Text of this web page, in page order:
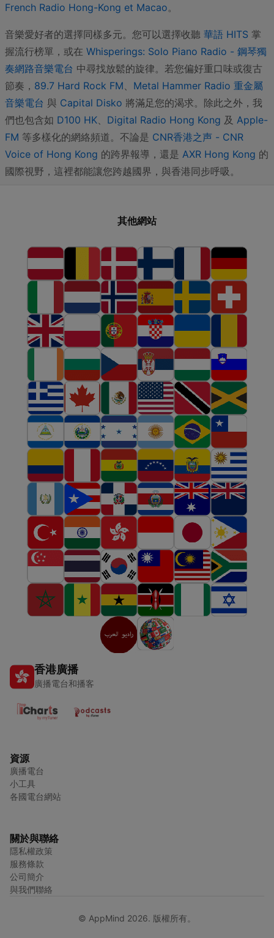
French Radio Hong-Kong et Macao。
音樂愛好者的選擇同樣多元。您可以選擇收聽 華語 HITS 掌
握流行榜單，或在 Whisperings: Solo Piano Radio - 鋼琴獨
奏網路音樂電台 中尋找放鬆的旋律。若您偏好重口味或復古
節奏， 89.7 Hard Rock FM
Metal Hammer Radio 重金屬
音樂電台 與 Capital Disko 將滿足您的渴求。除此之外，我
們也包含如 D100 HK Digital Radio Hong Kong 及 Apple-
FM 等多樣化的網絡頻道。不論是 CNR香港之声 - CNR
Voice of Hong Kong 的跨界報導，還是 AXR Hong Kong 的
國際視野，這裡都能讓您跨越國界，與香港同步呼吸。
其他網站
香港廣播
廣播電台和播客
資源
廣播電台
小工具
各國電台網站
關於與聯絡
隱私權政策
服務條款
公司簡介
與我們聯絡
© AppMind 2026. 版權所有。